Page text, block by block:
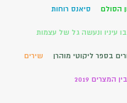
הסולם סיאנס רוחות
עיניו ונעשה גל של עצמות
בספר ליקוטי מוהרן שירים
המצרים 2019